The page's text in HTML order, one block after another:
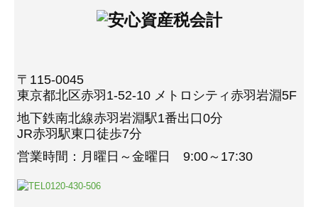
〒115-0045
東京都北区赤羽1-52-10 メトロシティ赤羽岩淵5F
地下鉄南北線赤羽岩淵駅1番出口0分
JR赤羽駅東口徒歩7分
営業時間：月曜日～金曜日 9:00～17:30